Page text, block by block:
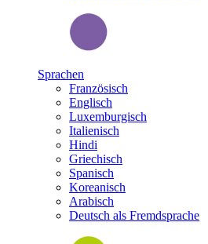
Sprachen
Französisch
Englisch
Luxemburgisch
Italienisch
Hindi
Griechisch
Spanisch
Koreanisch
Arabisch
Deutsch als Fremdsprache